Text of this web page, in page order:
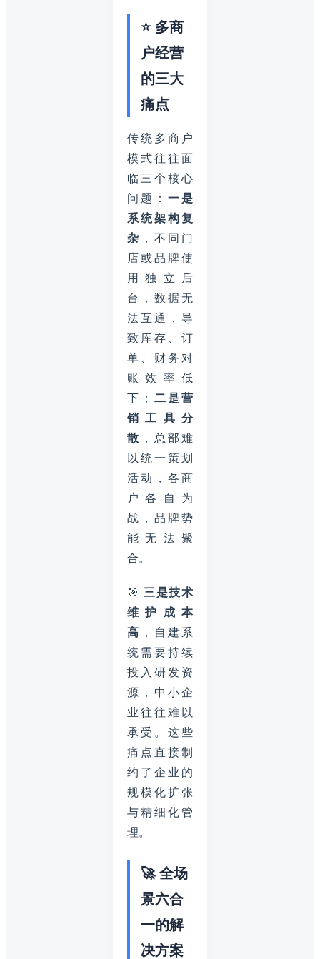
⭐ 多商
户经营
的三大
痛点
传统多商户
模式往往面
临三个核心
问题： 一是
系统架构复
杂 ，不同门
店或品牌使
用独立后
台，数据无
法互通，导
致库存、订
单、财务对
账效率低
下； 二是营
销工具分
散 ，总部难
以统一策划
活动，各商
户各自为
战，品牌势
能无法聚
合。
🎯 三是技术
维护成本
高 ，自建系
统需要持续
投入研发资
源，中小企
业往往难以
承受。这些
痛点直接制
约了企业的
规模化扩张
与精细化管
理。
🚀 全场
景六合
一的解
决方案